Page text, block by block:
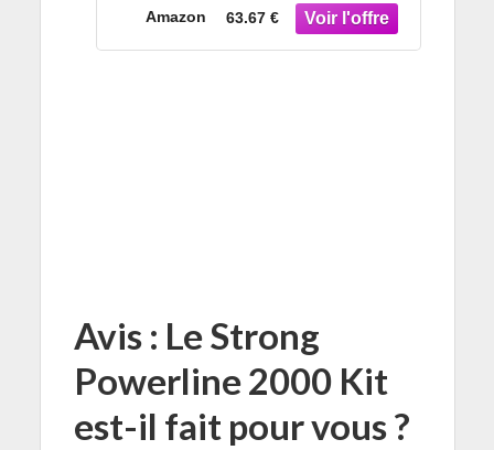
intégrée – Portée de 300 m –
pour IPTV, Streaming HD, Jeux
Amazon 63.67 €
Avis : Le Strong
Powerline 2000 Kit
est-il fait pour vous ?